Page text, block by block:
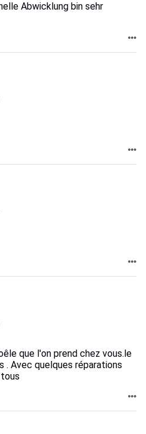
Abwicklung bin sehr
que l'on prend chez vous.le
. Avec quelques réparations